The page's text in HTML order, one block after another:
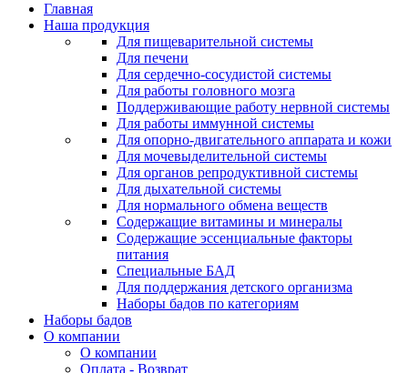
Главная
Наша продукция
Для пищеварительной системы
Для печени
Для сердечно-сосудистой системы
Для работы головного мозга
Поддерживающие работу нервной системы
Для работы иммунной системы
Для опорно-двигательного аппарата и кожи
Для мочевыделительной системы
Для органов репродуктивной системы
Для дыхательной системы
Для нормального обмена веществ
Содержащие витамины и минералы
Содержащие эссенциальные факторы
питания
Специальные БАД
Для поддержания детского организма
Наборы бадов по категориям
Наборы бадов
О компании
О компании
Оплата - Возврат